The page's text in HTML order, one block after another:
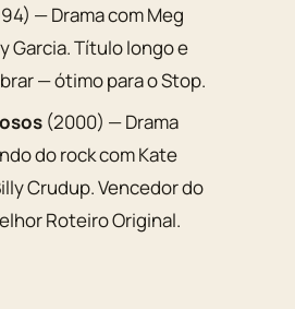
— Drama com Meg
Garcia. Título longo e
— ótimo para o Stop.
(2000) — Drama
do rock com Kate
Crudup. Vencedor do
Roteiro Original.